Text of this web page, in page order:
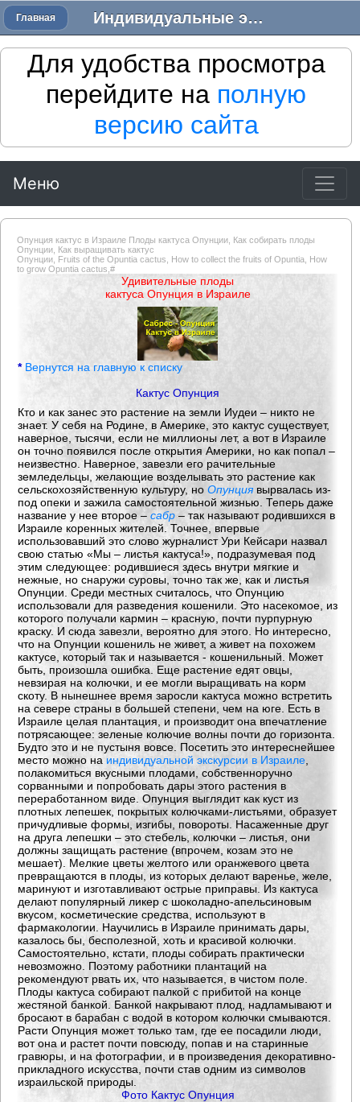
Индивидуальные экскурсии в Израиле - Трансфер в Израиле
Главная
Для удобства просмотра
перейдите на полную
версию сайта
Меню
Опунция кактус в Израиле Плоды кактуса Опунции, Как собирать плоды
Опунции, Как выращивать кактус
Опунции, Fruits of the Opuntia cactus, How to collect the fruits of Opuntia, How
to grow Opuntia cactus, #
Удивительные плоды
кактуса Опунция в Израиле
* Вернутся на главную к списку
Кактус Опунция
Кто и как занес это растение на земли Иудеи – никто не
знает. У себя на Родине, в Америке, это кактус существует,
наверное, тысячи, если не миллионы лет, а вот в Израиле
он точно появился после открытия Америки, но как попал –
неизвестно. Наверное, завезли его рачительные
земледельцы, желающие возделывать это растение как
сельскохозяйственную культуру, но Опунция вырвалась из-
под опеки и зажила самостоятельной жизнью. Теперь даже
название у нее второе – сабр – так называют родившихся в
Израиле коренных жителей. Точнее, впервые
использовавший это слово журналист Ури Кейсари назвал
свою статью «Мы – листья кактуса!», подразумевая под
этим следующее: родившиеся здесь внутри мягкие и
нежные, но снаружи суровы, точно так же, как и листья
Опунции. Среди местных считалось, что Опунцию
использовали для разведения кошенили. Это насекомое, из
которого получали кармин – красную, почти пурпурную
краску. И сюда завезли, вероятно для этого. Но интересно,
что на Опунции кошениль не живет, а живет на похожем
кактусе, который так и называется - кошенильный. Может
быть, произошла ошибка. Еще растение едят овцы,
невзирая на колючки, и ее могли выращивать на корм
скоту. В нынешнее время заросли кактуса можно встретить
на севере страны в большей степени, чем на юге. Есть в
Израиле целая плантация, и производит она впечатление
потрясающее: зеленые колючие волны почти до горизонта.
Будто это и не пустыня вовсе. Посетить это интереснейшее
место можно на индивидуальной экскурсии в Израиле
полакомиться вкусными плодами, собственноручно
сорванными и попробовать дары этого растения в
переработанном виде. Опунция выглядит как куст из
плотных лепешек, покрытых колючками-листьями, образует
причудливые формы, изгибы, повороты. Насаженные друг
на друга лепешки – это стебель, колючки – листья, они
должны защищать растение (впрочем, козам это не
мешает). Мелкие цветы желтого или оранжевого цвета
превращаются в плоды, из которых делают варенье, желе,
маринуют и изготавливают острые приправы. Из кактуса
делают популярный ликер с шоколадно-апельсиновым
вкусом, косметические средства, используют в
фармакологии. Научились в Израиле принимать дары,
казалось бы, бесполезной, хоть и красивой колючки.
Самостоятельно, кстати, плоды собирать практически
невозможно. Поэтому работники плантаций на
рекомендуют рвать их, что называется, в чистом поле.
Плоды кактуса собирают палкой с прибитой на конце
жестяной банкой. Банкой накрывают плод, надламывают и
бросают в барабан с водой в котором колючки смываются.
Расти Опунция может только там, где ее посадили люди,
вот она и растет почти повсюду, попав и на старинные
гравюры, и на фотографии, и в произведения декоративно-
прикладного искусства, почти став одним из символов
израильской природы.
Фото Кактус Опунция